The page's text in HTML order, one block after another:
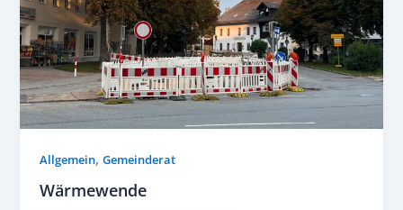
Allgemein,Gemeinderat
Wärmewende